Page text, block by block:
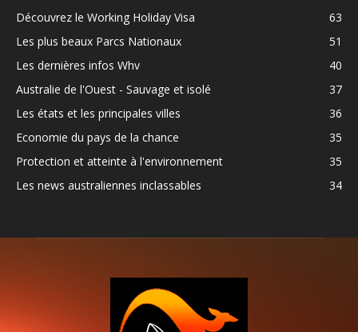
Découvrez le Working Holiday Visa
63
Les plus beaux Parcs Nationaux
51
Les dernières infos Whv
40
Australie de l'Ouest - Sauvage et isolé
37
Les états et les principales villes
36
Economie du pays de la chance
35
Protection et atteinte à l'environnement
35
Les news australiennes inclassables
34